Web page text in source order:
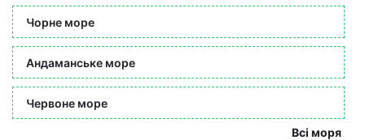
Чорне море
Андаманське море
Червоне море
Всі моря